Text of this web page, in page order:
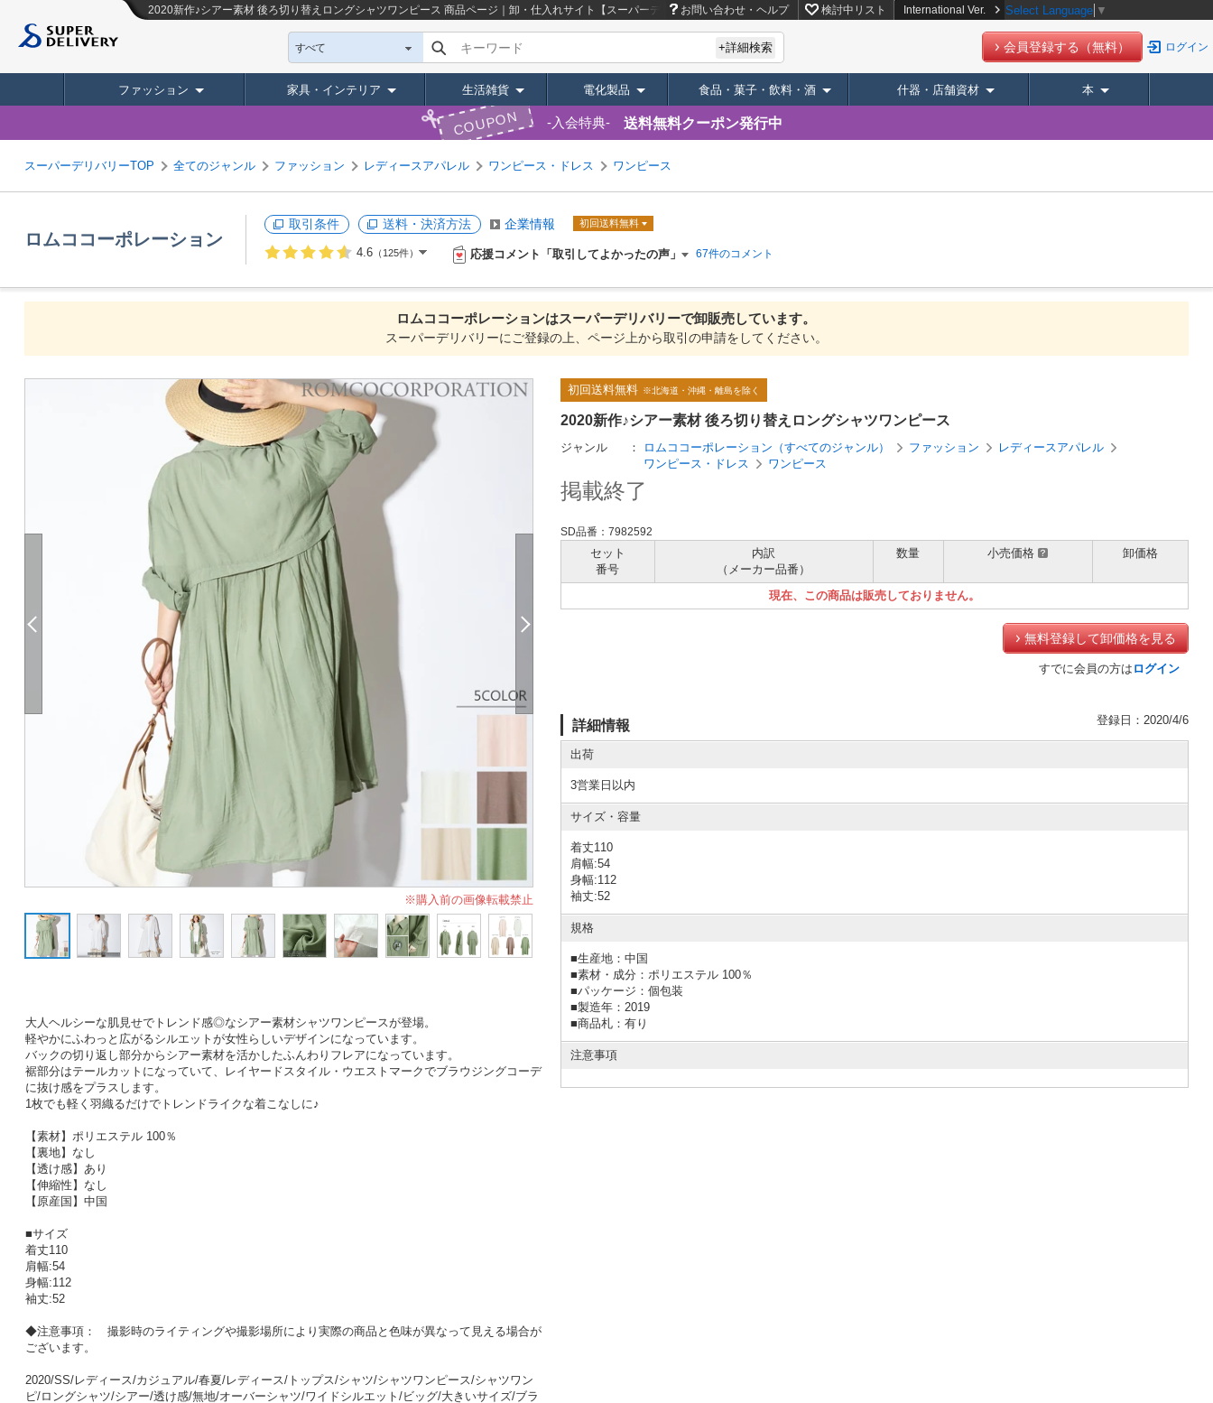
2020新作♪シアー素材 後ろ切り替えロングシャツワンピース 商品ページ｜卸・仕入れサイト【スーパーデリバリー】お問い合わせ・ヘルプ 検討中リスト International Ver. Select Language ▼
すべて キーワード +詳細検索 会員登録する（無料） ログイン
ファッション 家具・インテリア 生活雑貨 電化製品 食品・菓子・飲料・酒 什器・店舗資材 本
COUPON 入会特典 送料無料クーポン発行中
スーパーデリバリーTOP 全てのジャンル ファッション レディースアパレル ワンピース・ドレス ワンピース
ロムココーポレーション
取引条件 送料・決済方法 企業情報 初回送料無料
4.6（125件） 応援コメント「取引してよかったの声」 67件のコメント
ロムココーポレーションはスーパーデリバリーで卸販売しています。
スーパーデリバリーにご登録の上、ページ上から取引の申請をしてください。
※購入前の画像転載禁止
大人ヘルシーな肌見せでトレンド感◎なシアー素材シャツワンピースが登場。
軽やかにふわっと広がるシルエットが女性らしいデザインになっています。
バックの切り返し部分からシアー素材を活かしたふんわりフレアになっています。
裾部分はテールカットになっていて、レイヤードスタイル・ウエストマークでブラウジングコーデ
に抜け感をプラスします。
1枚でも軽く羽織るだけでトレンドライクな着こなしに♪
【素材】ポリエステル 100％
【裏地】なし
【透け感】あり
【伸縮性】なし
【原産国】中国
■サイズ
着丈110
肩幅:54
身幅:112
袖丈:52
◆注意事項： 撮影時のライティングや撮影場所により実際の商品と色味が異なって見える場合が
ございます。
2020/SS/レディース/カジュアル/春夏/レディース/トップス/シャツ/シャツワンピース/シャツワン
ピ/ロングシャツ/シアー/透け感/無地/オーバーシャツ/ワイドシルエット/ビッグ/大きいサイズ/ブラ
初回送料無料 ※北海道・沖縄・離島を除く
2020新作♪シアー素材 後ろ切り替えロングシャツワンピース
ジャンル ： ロムココーポレーション（すべてのジャンル） ファッション
レディースアパレル
ワンピース・ドレス
ワンピース
掲載終了
SD品番：7982592
セット
番号
内訳
（メーカー品番）
数量 小売価格 卸価格
現在、この商品は販売しておりません。
無料登録して卸価格を見る
すでに会員の方は ログイン
詳細情報 登録日：2020/4/6
出荷
3営業日以内
サイズ・容量
着丈110
肩幅:54
身幅:112
袖丈:52
規格
■生産地：中国
■素材・成分：ポリエステル 100％
■パッケージ：個包装
■製造年：2019
■商品札：有り
注意事項